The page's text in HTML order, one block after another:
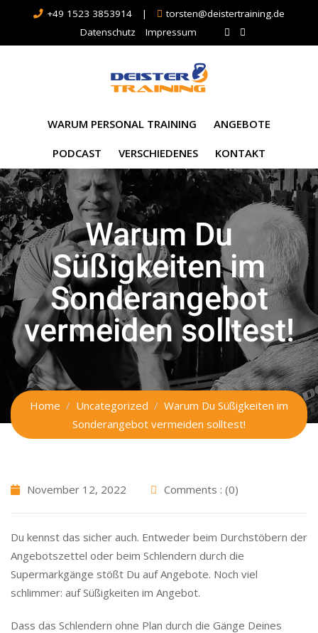
+49 1523 3853914 |
torsten@deistertraining.de
Datenschutz
Impressum
WARUM PERSONAL TRAINING ANGEBOTE
PODCAST VERSCHIEDENES KONTAKT
Warum Du
Süßigkeiten im
Sonderangebot
vermeiden solltest!
Home Uncategorized
Warum Du Süßigkeiten im
Sonderangebot vermeiden solltest!
November 12, 2022 Comments : (0)
Du kennst das sicher auch. Entweder beim Durchstöbern der
Angebotszettel oder beim Schlendern durch die
Supermarkgänge stößt Du auf Angebote. Noch viel
schlimmer: auf Süßigkeiten im Angebot.
Dass das Schlendern ohne Plan durch die Gänge Deines